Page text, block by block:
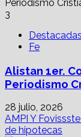
3
Destacadas
Fe
Alistan 1er.
Periodismo
28 julio, 2026
AMPI Y
de hipotecas